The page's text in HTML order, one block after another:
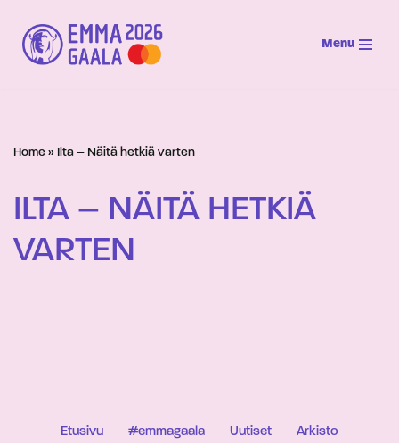
Siirry
suoraan
Menu
Home » Ilta – Näitä hetkiä varten
ILTA – NÄITÄ HETKIÄ
VARTEN
Etusivu #emmagaala Uutiset
Arkisto